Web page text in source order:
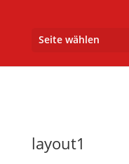
Seite wählen
layout1